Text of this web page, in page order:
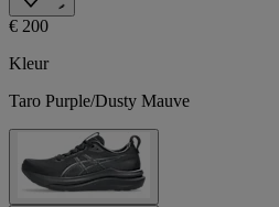
€ 200
Kleur
Taro Purple/Dusty Mauve